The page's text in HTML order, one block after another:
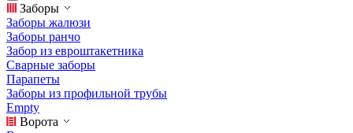
Заборы
Заборы жалюзи
Заборы ранчо
Забор из евроштакетника
Сварные заборы
Парапеты
Заборы из профильной трубы
Empty
Ворота